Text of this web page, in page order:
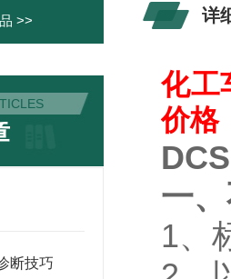
>>
断技巧
详
化工
价格
一
1、